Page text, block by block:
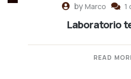
byMarco 1
Laboratorio
READ